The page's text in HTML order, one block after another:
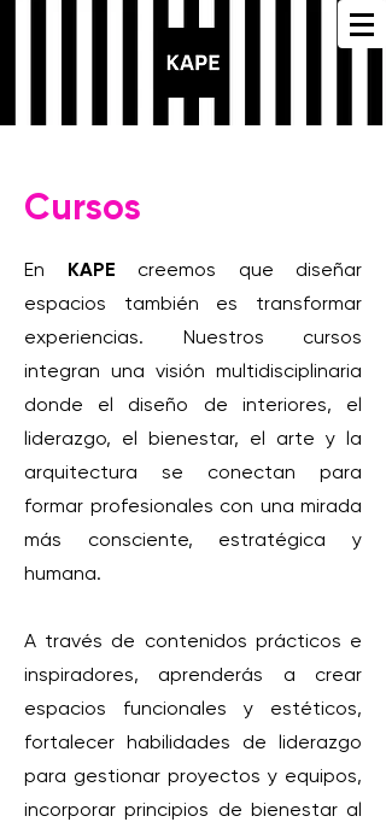
Cursos
En KAPE creemos que diseñar
espacios también es transformar
experiencias. Nuestros cursos
integran una visión multidisciplinaria
donde el diseño de interiores, el
liderazgo, el bienestar, el arte y la
arquitectura se conectan para
formar profesionales con una mirada
más consciente, estratégica y
humana.
A través de contenidos prácticos e
inspiradores, aprenderás a crear
espacios funcionales y estéticos,
fortalecer habilidades de liderazgo
para gestionar proyectos y equipos,
incorporar principios de bienestar al